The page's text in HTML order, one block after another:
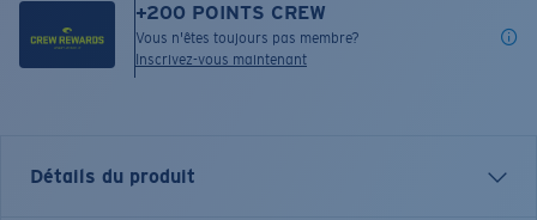
+200 POINTS CREW
Vous n'êtes toujours pas membre?
Inscrivez-vous maintenant
Détails du produit